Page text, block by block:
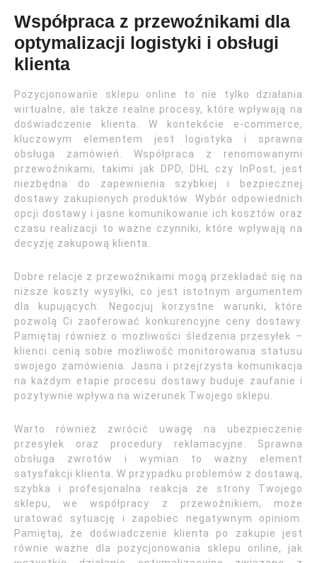
Współpraca z przewoźnikami dla
optymalizacji logistyki i obsługi
klienta
Pozycjonowanie sklepu online to nie tylko działania
wirtualne, ale także realne procesy, które wpływają na
doświadczenie klienta. W kontekście e-commerce,
kluczowym elementem jest logistyka i sprawna
obsługa zamówień. Współpraca z renomowanymi
przewoźnikami, takimi jak DPD, DHL czy InPost, jest
niezbędna do zapewnienia szybkiej i bezpiecznej
dostawy zakupionych produktów. Wybór odpowiednich
opcji dostawy i jasne komunikowanie ich kosztów oraz
czasu realizacji to ważne czynniki, które wpływają na
decyzję zakupową klienta.
Dobre relacje z przewoźnikami mogą przekładać się na
niższe koszty wysyłki, co jest istotnym argumentem
dla kupujących. Negocjuj korzystne warunki, które
pozwolą Ci zaoferować konkurencyjne ceny dostawy.
Pamiętaj również o możliwości śledzenia przesyłek –
klienci cenią sobie możliwość monitorowania statusu
swojego zamówienia. Jasna i przejrzysta komunikacja
na każdym etapie procesu dostawy buduje zaufanie i
pozytywnie wpływa na wizerunek Twojego sklepu.
Warto również zwrócić uwagę na ubezpieczenie
przesyłek oraz procedury reklamacyjne. Sprawna
obsługa zwrotów i wymian to ważny element
satysfakcji klienta. W przypadku problemów z dostawą,
szybka i profesjonalna reakcja ze strony Twojego
sklepu, we współpracy z przewoźnikiem, może
uratować sytuację i zapobiec negatywnym opiniom.
Pamiętaj, że doświadczenie klienta po zakupie jest
równie ważne dla pozycjonowania sklepu online, jak